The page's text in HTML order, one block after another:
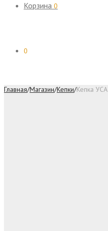
Корзина 0
0
Главная/Магазин/Кепки/Кепка